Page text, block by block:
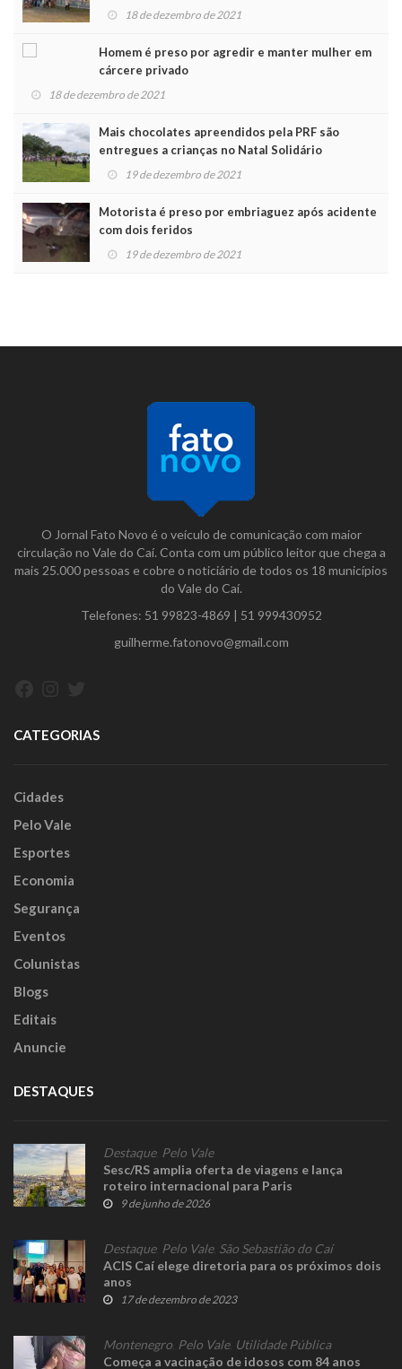
Noel 18 de dezembro de 2021
Homem é preso por agredir e manter mulher em
cárcere privado
18 de dezembro de 2021
Mais chocolates apreendidos pela PRF são
entregues a crianças no Natal Solidário
19 de dezembro de 2021
Motorista é preso por embriaguez após acidente
com dois feridos
19 de dezembro de 2021
O Jornal Fato Novo é o veículo de comunicação com maior
circulação no Vale do Caí. Conta com um público leitor que chega a
mais 25.000 pessoas e cobre o noticiário de todos os 18 municípios
do Vale do Caí.
Telefones: 51 99823-4869 | 51 999430952
guilherme.fatonovo@gmail.com
CATEGORIAS
Cidades
Pelo Vale
Esportes
Economia
Segurança
Eventos
Colunistas
Blogs
Editais
Anuncie
DESTAQUES
Destaque, Pelo Vale
Sesc/RS amplia oferta de viagens e lança
roteiro internacional para Paris
9 de junho de 2026
Destaque, Pelo Vale, São Sebastião do Caí
ACIS Caí elege diretoria para os próximos dois
anos
17 de dezembro de 2023
Montenegro Pelo Vale, Utilidade Pública
Começa a vacinação de idosos com 84 anos